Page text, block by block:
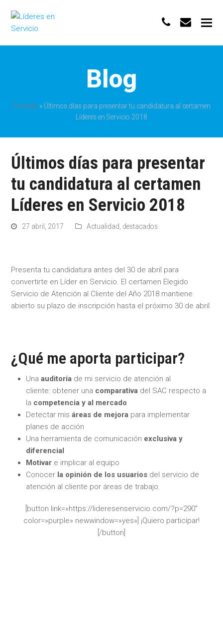
phone
Blog
Portada » Últimos días para presentar tu candidatura al certamen
Líderes en Servicio 2018
Últimos días para presentar
tu candidatura al certamen
Líderes en Servicio 2018
27 abril, 2017 Actualidad destacados
Presenta tu candidatura antes del 30 de abril para
convertirte en Líder en Servicio. El certamen Elegido
Servicio de Atención al Cliente del Año 2018 mantiene
abierto su plazo de inscripción hasta el próximo 30 de abril.
¿Qué me aporta participar?
Unaauditoría de mi servicio de atención al
cliente: obtener una comparativa del SAC respecto a
la competencia y al mercado
Detectar misáreas de mejora para implementar
planes de acción
Una herramienta de comunicación exclusiva y
diferencial
Motivar e implicar al equipo
Conocer la opinión de los usuarios del servicio de
atención al cliente por áreas de trabajo.
[button link=»https://lideresenservicio.com/?p=290″
color=»purple» newwindow=»yes»] ¡Quiero participar!
[/button]